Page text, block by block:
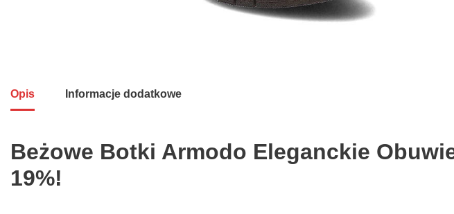
Opis Informacje dodatkowe
Beżowe Botki Armodo Eleganckie
19%!